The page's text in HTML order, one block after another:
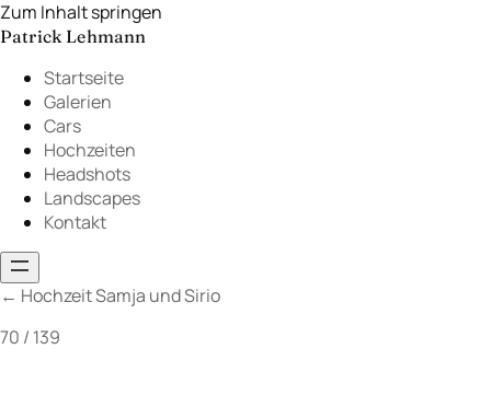
Zum Inhalt springen
Patrick Lehmann
Startseite
Galerien
Cars
Hochzeiten
Headshots
Landscapes
Kontakt
← Hochzeit Samja und Sirio
70 / 139